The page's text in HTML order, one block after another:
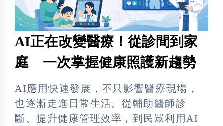
AI正在改變醫療！從診間到家
庭 一次掌握健康照護新趨勢
AI應用快速發展，不只影響醫療現場，
也逐漸走進日常生活。從輔助醫師診
斷、提升健康管理效率，到民眾利用AI